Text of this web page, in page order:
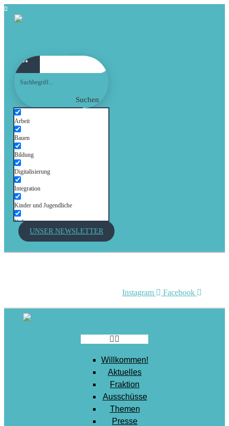
Suchen
Arbeit
Bauen
Bildung
Digitalisierung
Integration
Kinder und Jugendliche
Kultur
Mobilität
Stadtentwicklung
Umwelt
UNSER NEWSLETTER
Instagram Facebook
Willkommen!
Aktuelles
Fraktion
Ausschüsse
Themen
Presse